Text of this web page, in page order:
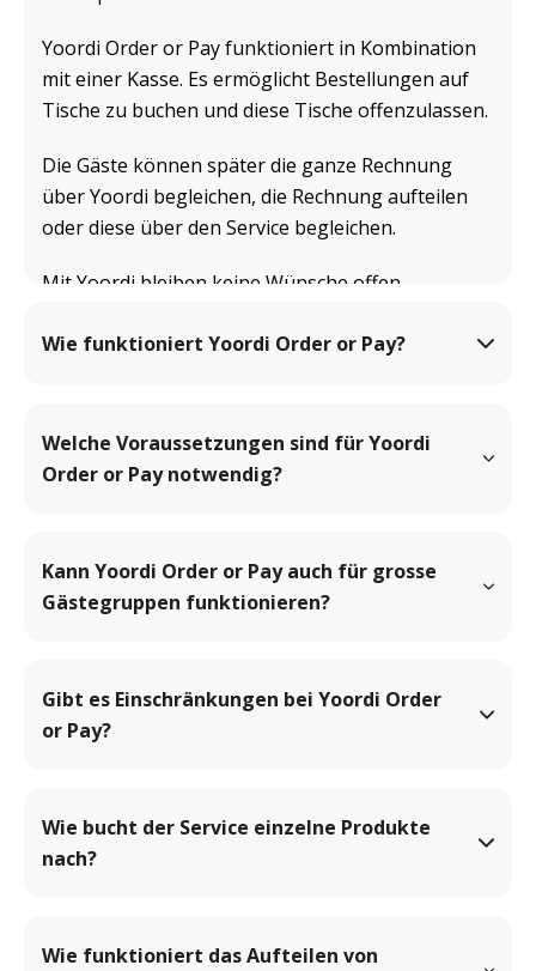
Yoordi Order or Pay funktioniert in Kombination
mit einer Kasse. Es ermöglicht Bestellungen auf
Tische zu buchen und diese Tische offenzulassen.
Die Gäste können später die ganze Rechnung
über Yoordi begleichen, die Rechnung aufteilen
oder diese über den Service begleichen.
Mit Yoordi bleiben keine Wünsche offen.
Wie funktioniert Yoordi Order or Pay?
Welche Voraussetzungen sind für Yoordi
Order or Pay notwendig?
Kann Yoordi Order or Pay auch für grosse
Gästegruppen funktionieren?
Gibt es Einschränkungen bei Yoordi Order
or Pay?
Wie bucht der Service einzelne Produkte
nach?
Wie funktioniert das Aufteilen von